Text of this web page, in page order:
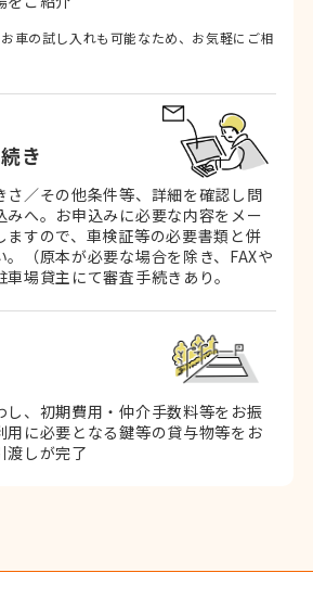
車の試し入れも可能なため、お気軽にご相
き
さ／その他条件等、詳細を確認し問
みへ。お申込みに必要な内容をメー
ますので、車検証等の必要書類と併
（原本が必要な場合を除き、FAXや
車場貸主にて審査手続きあり。
し、初期費用・仲介手数料等をお振
用に必要となる鍵等の貸与物等をお
渡しが完了